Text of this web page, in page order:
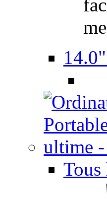
Tous